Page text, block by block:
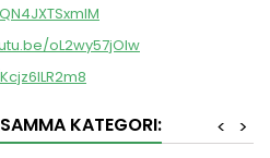
oL2wy57jOIw
KATEGORI: >
<